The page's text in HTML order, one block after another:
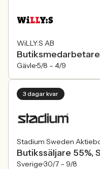
WiLLY:S AB
Gävle5/8 – 4/9
3 dagar kvar
Stadium Sweden
Butikssäljare 55%,
Sverige30/7 – 9/8